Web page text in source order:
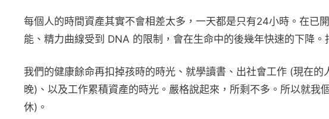
每個人的時間資產其實不會相差太多，一天都是只有24小時。在已
能、精力曲線受到 DNA 的限制，會在生命中的後幾年快速的下降
我們的健康餘命再扣掉孩時的時光、就學讀書、出社會工作 (現在
晚)、以及工作累積資產的時光。嚴格說起來，所剩不多。所以就我
休)。